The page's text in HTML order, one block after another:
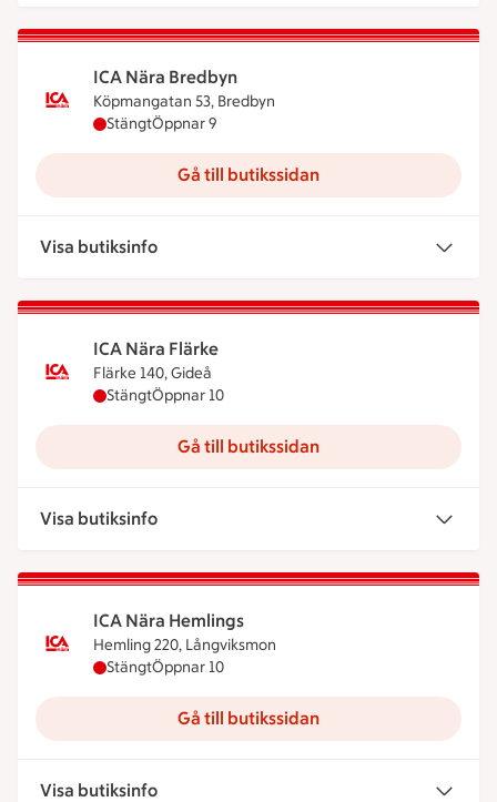
ICA Nära Bredbyn
Köpmangatan 53, Bredbyn
ICA Nära Bredbyn har stängt, öppnar klockan 9
StängtÖppnar 9
Gå till butikssidan
Visa butiksinfo
ICA Nära Flärke
Flärke 140, Gideå
ICA Nära Flärke har stängt, öppnar klockan 10
StängtÖppnar 10
Gå till butikssidan
Visa butiksinfo
ICA Nära Hemlings
Hemling 220, Långviksmon
ICA Nära Hemlings har stängt, öppnar klockan 10
StängtÖppnar 10
Gå till butikssidan
Visa butiksinfo